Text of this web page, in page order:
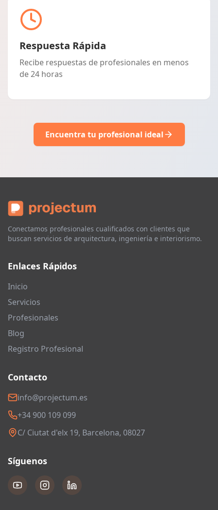
Respuesta Rápida
Recibe respuestas de profesionales en menos
de 24 horas
Encuentra tu profesional ideal
Conectamos profesionales cualificados con clientes que
buscan servicios de arquitectura, ingeniería e interiorismo.
Enlaces Rápidos
Inicio
Servicios
Profesionales
Blog
Registro Profesional
Contacto
info@projectum.es
+34 900 109 099
C/ Ciutat d'elx 19, Barcelona, 08027
Síguenos